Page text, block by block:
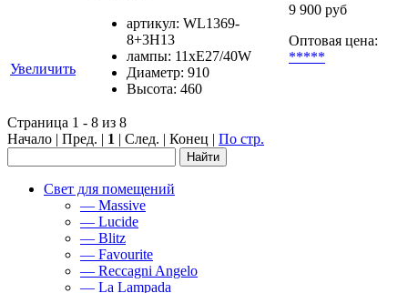
Увеличить
артикул: WL1369-
8+3H13
лампы: 11хЕ27/40W
Диаметр: 910
Высота: 460
9 900 руб
Оптовая цена:
*****
Страница 1 - 8 из 8
Начало | Пред. | 1 | След. | Конец | По стр.
Свет для помещений
— Massive
— Lucide
— Blitz
— Favourite
— Reccagni Angelo
— La Lampada